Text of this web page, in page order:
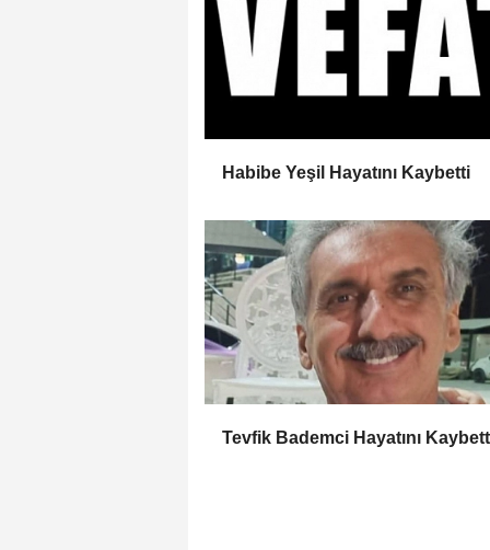
Habibe Yeşil Hayatını Kaybetti
Tevfik Bademci Hayatını